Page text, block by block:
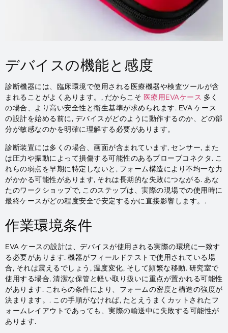
デバイスの機能と感度
診断機器には、臨床環境で使用される医療機器や検査ツールが含
まれることがよくあります。, だからこそ 医療用EVAケース 多く
の場合、より高い安全性と衛生基準が求められます. EVA ケース
の設計を始める前に, デバイスがどのように動作するのか、どの部
分が敏感なのかを明確に理解する必要があります。
診断装置には多くの場合、画面が含まれています, センサー, また
は圧力や振動によって損傷する可能性のあるプローブコネクタ. こ
れらの弱点を早期に特定しないと, フォーム構造により不均一な力
がかかる可能性があります, それは長期的な失敗につながる. あな
たのワークショップで, このステップは、実際の現場での使用時に
最終ケースがどの程度安全で安定するかに直接影響します。.
作業環境条件
EVA ケースの設計は、デバイスが使用される実際の環境に一致す
る必要があります. 機器がフィールドテストで使用されている場
合, それは震えるでしょう, 温度変化, そして頻繁な移動. 研究室で
使用する場合, 清潔な保管と軽い取り扱いに重点が置かれる可能性
があります. これらの条件により、フォームの密度と構造の強度が
決まります。. この手順がなければ, たとえうまくカットされたフ
ォームレイアウトであっても、実際の輸送中に失敗する可能性が
あります.